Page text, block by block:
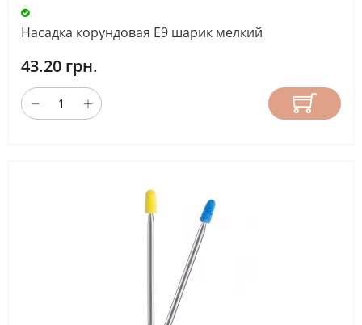
Насадка корундовая Е9 шарик мелкий
43.20 грн.